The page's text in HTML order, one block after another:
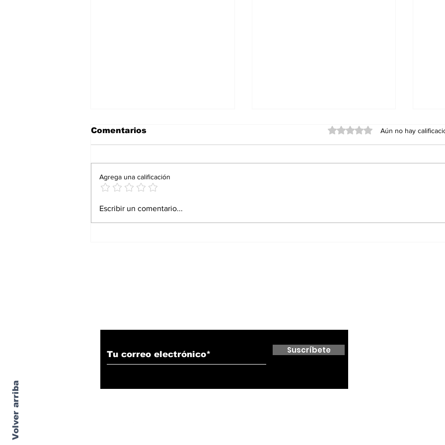
Proturismo responde
Martínez Bremer
educación, inclusión y
Comentarios Obtuvo 0 de 5 estrellas.
Aún no hay
Agrega una calificación
Escribir un comentario...
Volver arriba
Suscríbete